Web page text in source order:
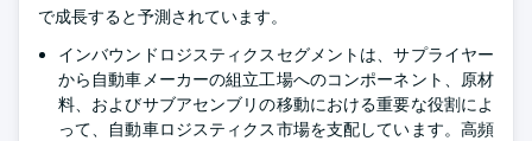
で成長すると予測されています。
インバウンドロジスティクスセグメントは、サプライヤー
から自動車メーカーの組立工場へのコンポーネント、原材
料、およびサブアセンブリの移動における重要な役割によ
って、自動車ロジスティクス市場を支配しています。高頻